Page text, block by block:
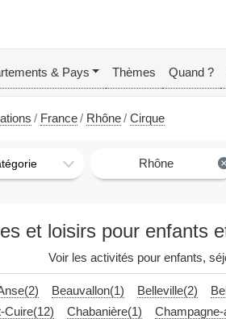
& Pays Thèmes Quand ?
France Rhône Cirque
Rhône
et loisirs pour enfants
Voir les activités pour enfants,
Beauvallon(1) Belleville(2)
Cuire(12) Chabanière(1)